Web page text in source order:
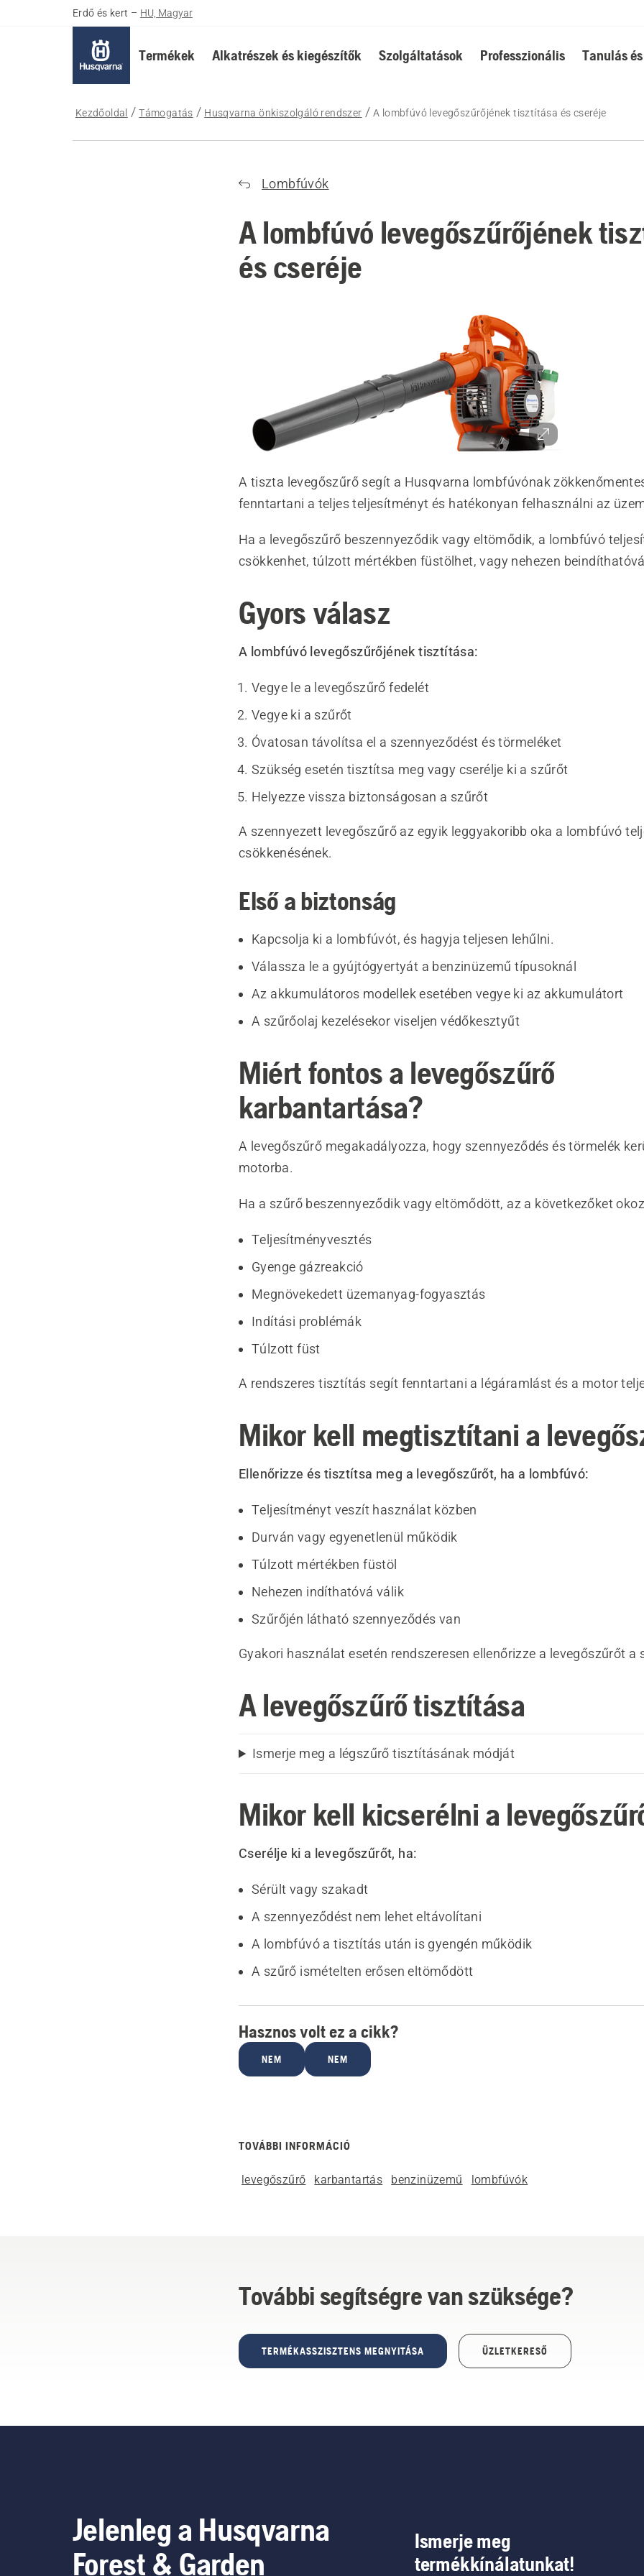
Erdő és kert – HU, Magyar
Termékek Alkatrészek és kiegészítők Szolgáltatások Professzionális Tanulás
Kezdőoldal Támogatás Husqvarna önkiszolgáló rendszer A lombfúvó levegőszűrőjének tisztítása és cseréje
Lombfúvók
A lombfúvó levegőszűrőjének
és cseréje
A tiszta levegőszűrő segít a Husqvarna lombfúvónak
fenntartani a teljes teljesítményt és hatékonyan felhasználni az
Ha a levegőszűrő beszennyeződik vagy eltömődik, a lombfúvó
csökkenhet, túlzott mértékben füstölhet, vagy nehezen
Gyors válasz
A lombfúvó levegőszűrőjének tisztítása:
Vegye le a levegőszűrő fedelét
Vegye ki a szűrőt
Óvatosan távolítsa el a szennyeződést és törmeléket
Szükség esetén tisztítsa meg vagy cserélje ki a szűrőt
Helyezze vissza biztonságosan a szűrőt
A szennyezett levegőszűrő az egyik leggyakoribb oka a lombfúvó
csökkenésének.
Első a biztonság
Kapcsolja ki a lombfúvót, és hagyja teljesen lehűlni.
Válassza le a gyújtógyertyát a benzinüzemű típusoknál
Az akkumulátoros modellek esetében vegye ki az akkumulátort
A szűrőolaj kezelésekor viseljen védőkesztyűt
Miért fontos a levegőszűrő
karbantartása?
A levegőszűrő megakadályozza, hogy szennyeződés és törmelék
motorba.
Ha a szűrő beszennyeződik vagy eltömődött, az a következőket
Teljesítményvesztés
Gyenge gázreakció
Megnövekedett üzemanyag-fogyasztás
Indítási problémák
Túlzott füst
A rendszeres tisztítás segít fenntartani a légáramlást és a motor
Mikor kell megtisztítani a
Ellenőrizze és tisztítsa meg a levegőszűrőt, ha a lombfúvó:
Teljesítményt veszít használat közben
Durván vagy egyenetlenül működik
Túlzott mértékben füstöl
Nehezen indíthatóvá válik
Szűrőjén látható szennyeződés van
Gyakori használat esetén rendszeresen ellenőrizze a levegőszűrőt a
A levegőszűrő tisztítása
Ismerje meg a légszűrő tisztításának módját
Mikor kell kicserélni a
Cserélje ki a levegőszűrőt, ha:
Sérült vagy szakadt
A szennyeződést nem lehet eltávolítani
A lombfúvó a tisztítás után is gyengén működik
A szűrő ismételten erősen eltömődött
Hasznos volt ez a cikk?
NEM NEM
TOVÁBBI INFORMÁCIÓ
levegőszűrő karbantartás benzinüzemű lombfúvók
További segítségre van szüksége?
TERMÉKASSZISZTENS MEGNYITÁSA ÜZLETKERESŐ
Jelenleg a Husqvarna
Forest & Garden
Ismerje meg
termékkínálatunkat!